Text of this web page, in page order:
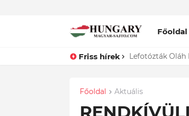
Főoldal
Friss hírek ÍGY búcsúzik
Főoldal Aktuális